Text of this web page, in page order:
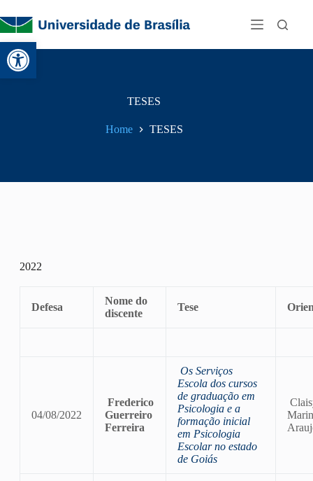
Abrir a barra de ferramentas
TESES
Home TESES
2022
Defesa
Nome do
discente
Tese
04/08/2022
Frederico
Guerreiro
Ferreira
Os Serviços
Escola dos cursos
de graduação em
Psicologia e a
formação inicial
em Psicologia
Escolar no estado
de Goiás